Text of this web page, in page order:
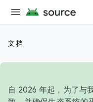
文档
自 2026 年起，为了与